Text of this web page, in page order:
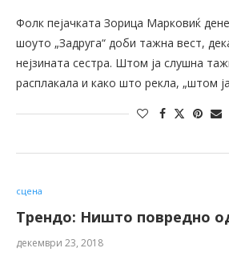
Фолк пејачката Зорица Марковиќ
шоуто „Задруга“ доби тажна вест,
нејзината сестра. Штом ја слушна
расплакала и како што рекла, „штом
сцена
Трендо: Ништо повредно
декември 23, 2018